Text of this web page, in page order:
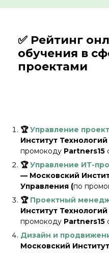
✅ Рейтинг
обучения в
проектами
🏆Управление
Институт
промокоду Partners15
🏆Управление ИТ-
— Московский
Управления (по
🏆 Проектный
Институт
промокоду Partners15
Дизайн и
Московский